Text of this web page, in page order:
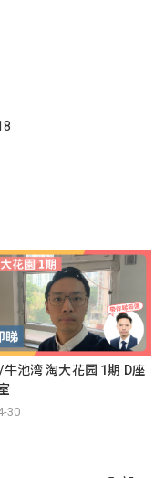
牛池湾 淘大花园 1期 D座
30